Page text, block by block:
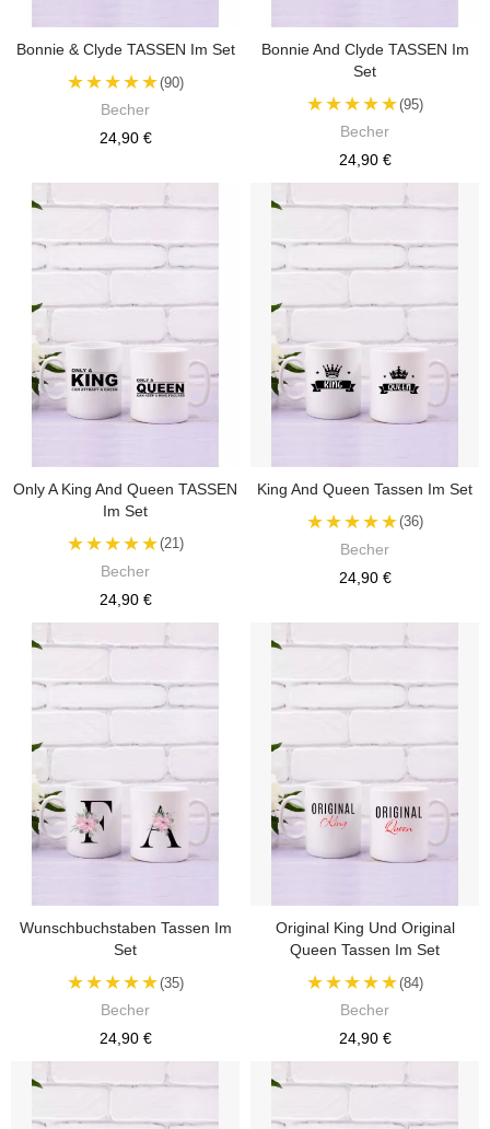
Bonnie & Clyde TASSEN Im Set
★★★★★(90)
Becher
24,90 €
Bonnie And Clyde TASSEN Im
Set
★★★★★(95)
Becher
24,90 €
Only A King And Queen TASSEN
Im Set
★★★★★(21)
Becher
24,90 €
King And Queen Tassen Im Set
★★★★★(36)
Becher
24,90 €
Wunschbuchstaben Tassen Im
Set
★★★★★(35)
Becher
24,90 €
Original King Und Original
Queen Tassen Im Set
★★★★★(84)
Becher
24,90 €